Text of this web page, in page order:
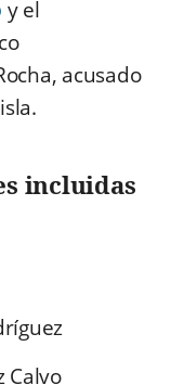
y el
acusado
incluidas
Calvo